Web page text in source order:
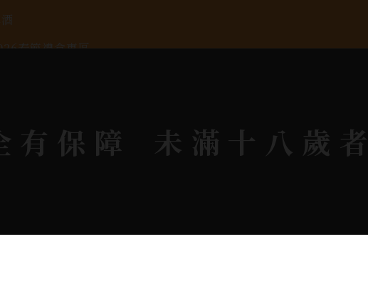
春節禮盒專區
© 2026.All rights reserved. Designed By Bondlink
有保障 未滿十八歲者